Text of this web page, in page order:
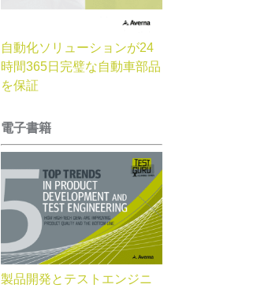
自動化ソリューションが24
時間365日完璧な自動車部品
を保証
電子書籍
製品開発とテストエンジニ